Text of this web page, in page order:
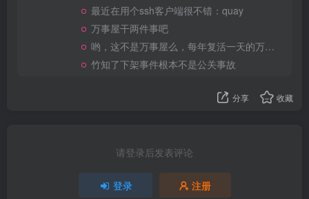
最近在用个ssh客户端很不错：quay
万事屋干两件事吧
哟，这不是万事屋么，每年复活一天的万事屋
竹知了下架事件根本不是公关事故
分享 收藏
请登录后发表评论
登录 注册